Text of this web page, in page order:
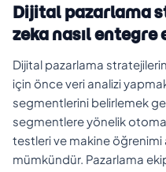
Dijital pazarlama
zeka nasıl entegre
Dijital pazarlama
için önce veri analizi
segmentlerini belirlemek
segmentlere yönelik
testleri ve makine öğrenimi
mümkündür. Pazarlama